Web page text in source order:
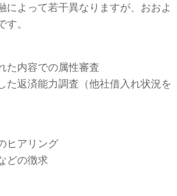
によって若干異なりますが、おおよ
。
た内容での属性審査
た返済能力調査（他社借入れ状況を
ヒアリング
どの徴求